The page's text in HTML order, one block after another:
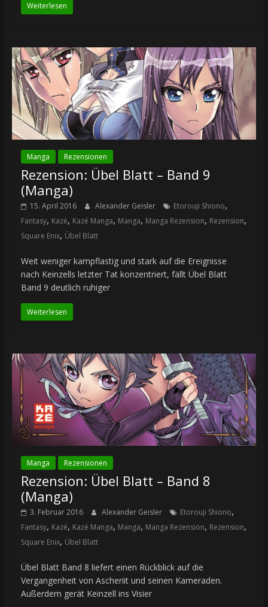
Weiterlesen
Manga Rezensionen
Rezension: Übel Blatt – Band 9
(Manga)
15. April 2016 Alexander Geisler Etorouji Shiono,
Fantasy, Kazé, Kazé Manga, Manga, Manga Rezension, Rezension,
Square Enix, Übel Blatt
Weit weniger kampflastig und stark auf die Ereignisse
nach Keinzells letzter Tat konzentriert, fällt Übel Blatt
Band 9 deutlich ruhiger
Weiterlesen
Manga Rezensionen
Rezension: Übel Blatt – Band 8
(Manga)
3. Februar 2016 Alexander Geisler Etorouji Shiono,
Fantasy, Kazé, Kazé Manga, Manga, Manga Rezension, Rezension,
Square Enix, Übel Blatt
Übel Blatt Band 8 liefert einen Rückblick auf die
Vergangenheit von Ascheriit und seinen Kameraden.
Außerdem gerät Keinzell ins Visier